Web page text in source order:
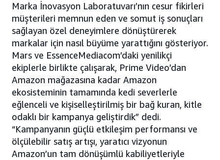
Marka İnovasyon Laboratuvarı’nın cesur fikirleri
müşterileri memnun eden ve somut iş sonuçları
sağlayan özel deneyimlere dönüştürerek
markalar için nasıl büyüme yarattığını gösteriyor.
Mars ve EssenceMediacom’daki yenilikçi
ekiplerle birlikte çalışarak, Prime Video’dan
Amazon mağazasına kadar Amazon
ekosisteminin tamamında kedi severlerle
eğlenceli ve kişiselleştirilmiş bir bağ kuran, kitle
odaklı bir kampanya geliştirdik” dedi.
“Kampanyanın güçlü etkileşim performansı ve
ölçülebilir satış artışı, yaratıcı vizyonun
Amazon’un tam dönüşümlü kabiliyetleriyle